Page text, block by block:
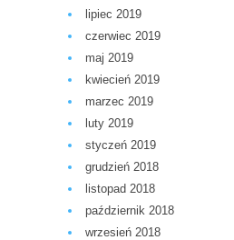
lipiec 2019
czerwiec 2019
maj 2019
kwiecień 2019
marzec 2019
luty 2019
styczeń 2019
grudzień 2018
listopad 2018
październik 2018
wrzesień 2018